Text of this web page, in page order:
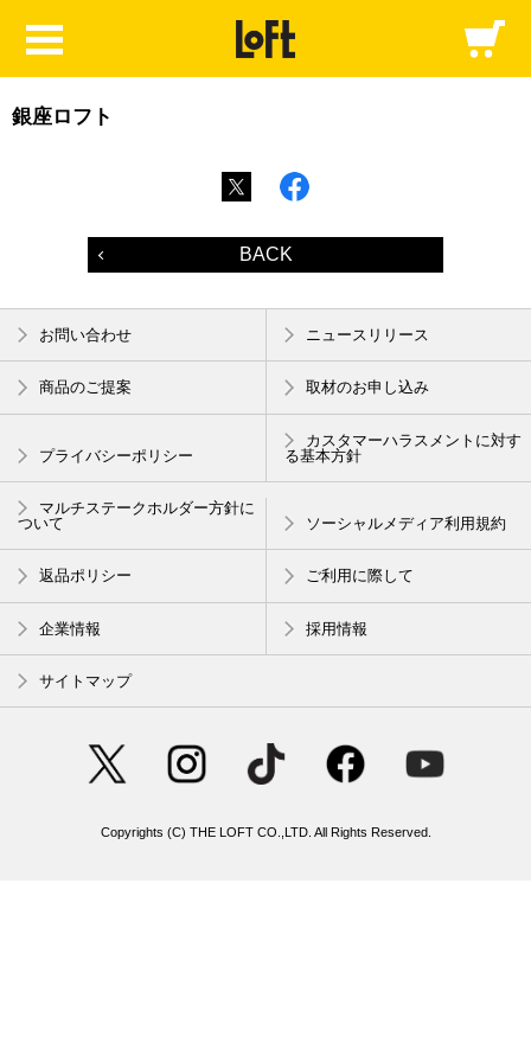
銀座ロフト
BACK
お問い合わせ ニュースリリース
商品のご提案 取材のお申し込み
プライバシーポリシー
カスタマーハラスメントに対す
る基本方針
マルチステークホルダー方針に
ついて
ソーシャルメディア利用規約
返品ポリシー ご利用に際して
企業情報 採用情報
サイトマップ
Copyrights (C) THE LOFT CO.,LTD. All Rights Reserved.